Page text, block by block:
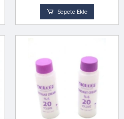
Sepete Ekle